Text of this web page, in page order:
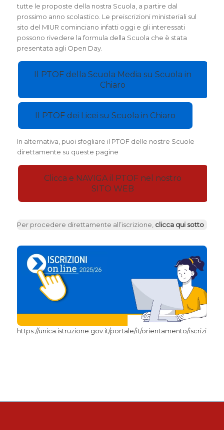
tutte le proposte della nostra Scuola, a partire dal
prossimo anno scolastico. Le preiscrizioni ministeriali sul
sito del MIUR cominciano infatti oggi e gli interessati
possono rivedere la formula della Scuola che è stata
presentata agli Open Day.
Il PTOF della Scuola Media su Scuola in
Chiaro
Il PTOF dei Licei su Scuola in Chiaro
In alternativa, puoi sfogliare il PTOF delle nostre Scuole
direttamente su queste pagine
Clicca e NAVIGA il PTOF nel nostro
SITO WEB
Per procedere direttamente all’iscrizione, clicca qui sotto
https://unica.istruzione.gov.it/portale/it/orientamento/iscrizioni